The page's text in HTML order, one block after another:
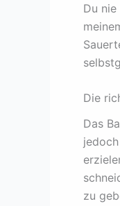
Du
Die
Das
zu